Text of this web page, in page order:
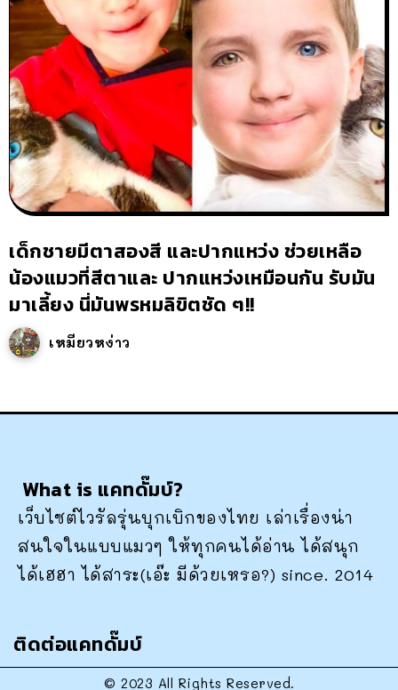
เด็กชายมีตาสองสี และปากแหว่ง ช่วยเหลือ
น้องแมวที่สีตาและ ปากแหว่งเหมือนกัน รับมัน
มาเลี้ยง นี่มันพรหมลิขิตชัด ๆ!!
เหมียวหง่าว
What is แคทดั๊มบ์?
เว็บไซต์ไวรัลรุ่นบุกเบิกของไทย เล่าเรื่องน่า
สนใจในแบบแมวๆ ให้ทุกคนได้อ่าน ได้สนุก
ได้เฮฮา ได้สาระ(เอ๊ะ มีด้วยเหรอ?) since. 2014
ติดต่อแคทดั๊มบ์
© 2023 All Rights Reserved.